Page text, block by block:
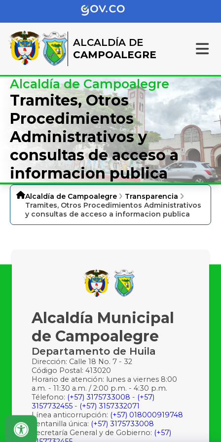
ALCALDÍA DE
CAMPOALEGRE
Alcaldía de Campoalegre
Tramites, Otros
Procedimientos
Administrativos y
consultas de acceso a
informacion publica
Alcaldía de Campoalegre
Transparencia
Tramites, Otros Procedimientos Administrativos
y consultas de acceso a informacion publica
Alcaldía Municipal
de Campoalegre
Departamento de Huila
Dirección: Calle 18 No. 7 - 32
Código Postal: 413020
Horario de atención: lunes a viernes 8:00
a.m. - 11:30 a.m. / 2:00 p.m. - 4:30 p.m.
Télefono: (+57) 3175733008 - (+57)
3157732455 - (+57) 3157332071
Línea anticorrupción: (+57) 018000919748
Ventanilla única: (+57) 3175733008
Secretaría General y de Gobierno: (+57)